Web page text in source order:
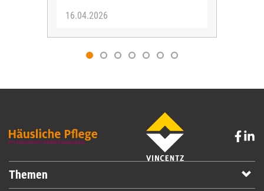
16.04.2026
Themen